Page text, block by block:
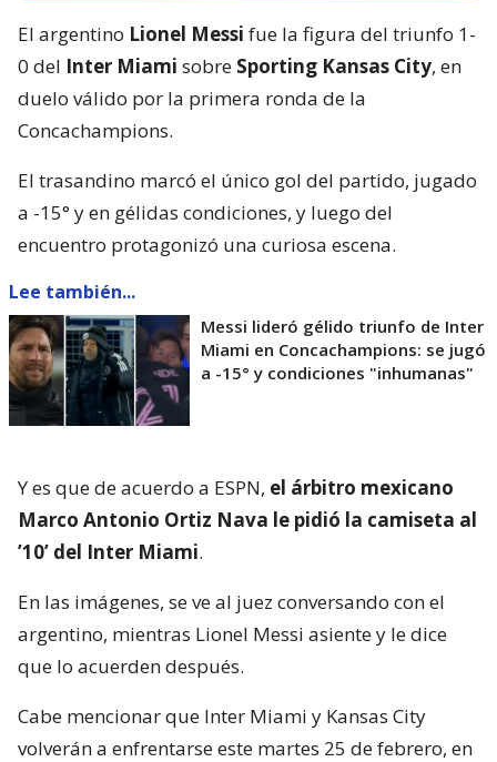
El argentino Lionel Messi fue la figura del triunfo 1-
0 del Inter Miami sobre Sporting Kansas City, en
duelo válido por la primera ronda de la
Concachampions.
El trasandino marcó el único gol del partido, jugado
a -15° y en gélidas condiciones, y luego del
encuentro protagonizó una curiosa escena.
Lee también...
Messi lideró gélido triunfo de Inter
Miami en Concachampions: se jugó
a -15° y condiciones "inhumanas"
Y es que de acuerdo a ESPN, el árbitro mexicano
Marco Antonio Ortiz Nava le pidió la camiseta al
’10’ del Inter Miami.
En las imágenes, se ve al juez conversando con el
argentino, mientras Lionel Messi asiente y le dice
que lo acuerden después.
Cabe mencionar que Inter Miami y Kansas City
volverán a enfrentarse este martes 25 de febrero, en